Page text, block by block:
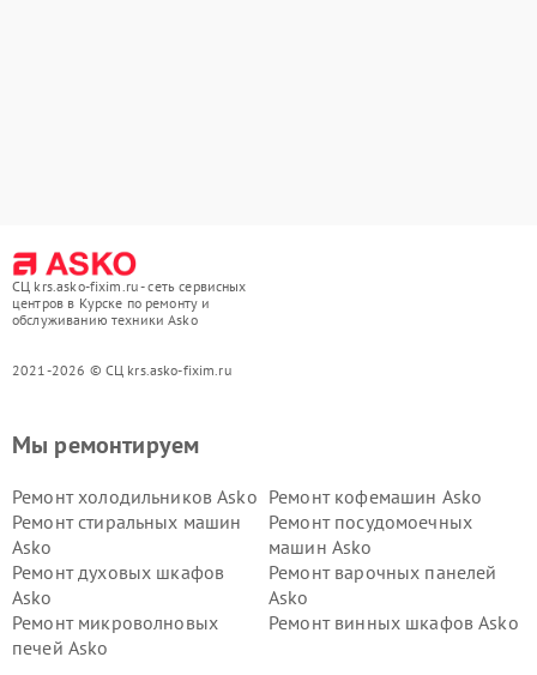
СЦ krs.asko-fixim.ru - сеть сервисных
центров в Курске по ремонту и
обслуживанию техники Asko
2021-2026 © СЦ krs.asko-fixim.ru
Мы ремонтируем
Ремонт холодильников Asko Ремонт кофемашин Asko
Ремонт стиральных машин
Asko
Ремонт посудомоечных
машин Asko
Ремонт духовых шкафов
Asko
Ремонт варочных панелей
Asko
Ремонт микроволновых
печей Asko
Ремонт винных шкафов Asko